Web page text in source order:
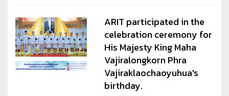
ARIT participated in the
celebration ceremony for
His Majesty King Maha
Vajiralongkorn Phra
Vajiraklaochaoyuhua's
birthday.